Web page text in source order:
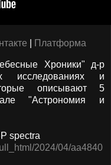
Платформа
Хроники" д-р
исследованиях и
описывают 5
"Астрономия и
spectra
2024/04/aa4840